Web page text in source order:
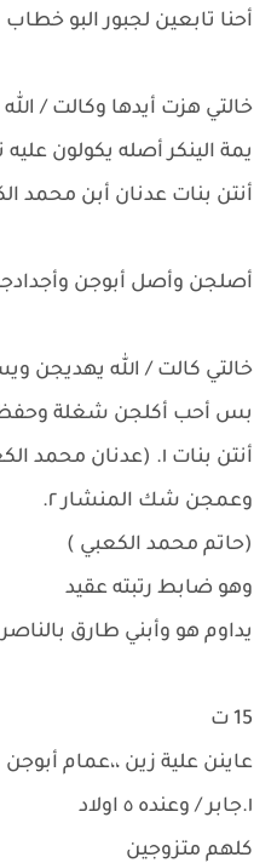
أحنا تابعين لجبور البو خطاب
خالتي هزت أيدها وكالت /
يمة الينكر أصله يكولون
أنتن بنات عدنان أبن محمد
أصلجن وأصل أبوجن
خالتي كالت / الله يهديجن
بس أحب أكلجن شغلة
أنتن بنات ١. (عدنان محمد الكعبي )
وعمجن شك المنشار ٢.
(حاتم محمد الكعبي )
وهو ضابط رتبته عقيد
يداوم هو وأبني طارق
15 ت
عاينن علية زين ،،عمام أبوجن
١.جابر / وعنده ٥ اولاد
كلهم متزوجين